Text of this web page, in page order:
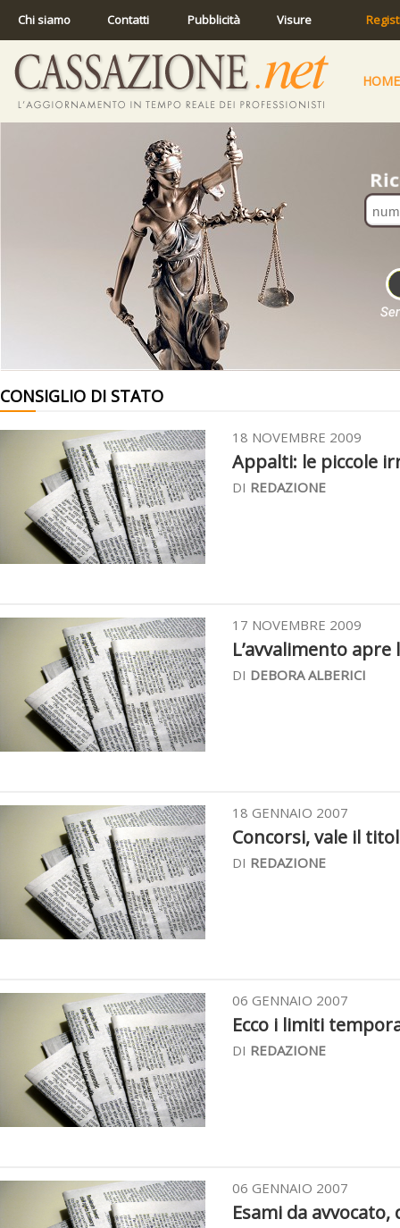
Chi siamo Contatti Pubblicità Visure
HOME
CONSIGLIO DI STATO
18 NOVEMBRE 2009
Appalti: le piccole
DI REDAZIONE
17 NOVEMBRE 2009
L’avvalimento
DI DEBORA ALBERICI
18 GENNAIO 2007
Concorsi, vale il
DI REDAZIONE
06 GENNAIO 2007
Ecco i limiti
DI REDAZIONE
06 GENNAIO 2007
Esami da avvocato,